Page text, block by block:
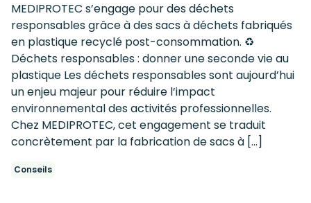
MEDIPROTEC s’engage pour des déchets
responsables grâce à des sacs à déchets fabriqués
en plastique recyclé post-consommation. ♻️
Déchets responsables : donner une seconde vie au
plastique Les déchets responsables sont aujourd’hui
un enjeu majeur pour réduire l’impact
environnemental des activités professionnelles.
Chez MEDIPROTEC, cet engagement se traduit
concrètement par la fabrication de sacs à […]
Conseils